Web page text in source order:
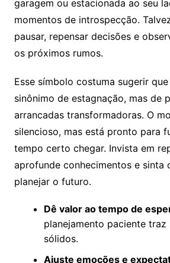
garagem ou estacionada ao seu
momentos de introspecção.
pausar, repensar decisões e
os próximos rumos.
Esse símbolo costuma sugerir
sinônimo de estagnação, mas de
arrancadas transformadoras. O
silencioso, mas está pronto para
tempo certo chegar. Invista em
aprofunde conhecimentos e sinta
planejar o futuro.
Dê valor ao tempo de
planejamento paciente traz
sólidos.
Ajuste emoções e